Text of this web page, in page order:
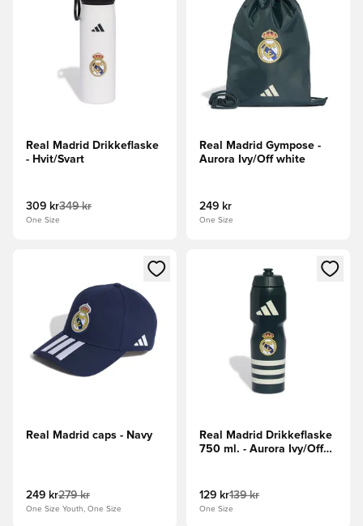
Real Madrid Drikkeflaske
- Hvit/Svart
309 kr349 kr
One Size
Real Madrid Gympose -
Aurora Ivy/Off white
249 kr
One Size
Åpner en Modal for å logge inn eller registrere deg som
Real Madrid caps - Navy
249 kr279 kr
One Size Youth, One Size
Åpner en Modal for å logge
Real Madrid Drikkeflaske
750 ml. - Aurora Ivy/Off
129 kr139 kr
One Size